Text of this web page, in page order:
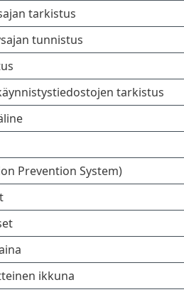
tarkistus
tunnistus
tarkistus
Prevention System)
ikkuna